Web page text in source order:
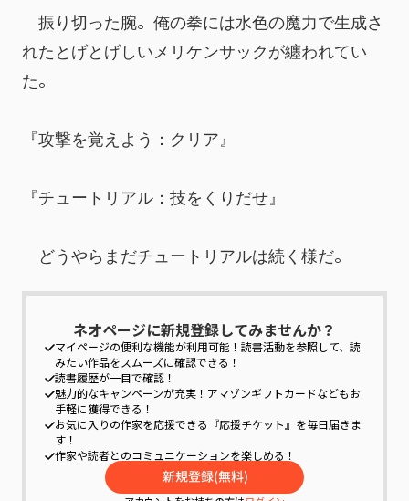
振り切った腕。俺の拳には水色の魔力で生成さ
れたとげとげしいメリケンサックが纏われてい
た。
『攻撃を覚えよう：クリア』
『チュートリアル：技をくりだせ』
どうやらまだチュートリアルは続く様だ。
ネオページに新規登録してみませんか？
マイページの便利な機能が利用可能！ 読書活動を参照して、読
みたい作品をスムーズに確認できる！
読書履歴が一目で確認！
魅力的なキャンペーンが充実！ アマゾンギフトカードなどもお
手軽に獲得できる！
お気に入りの作家を応援できる『応援チケット』を毎日届きま
す！
作家や読者とのコミュニケーションを楽しめる！